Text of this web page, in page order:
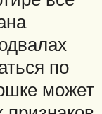
по
может